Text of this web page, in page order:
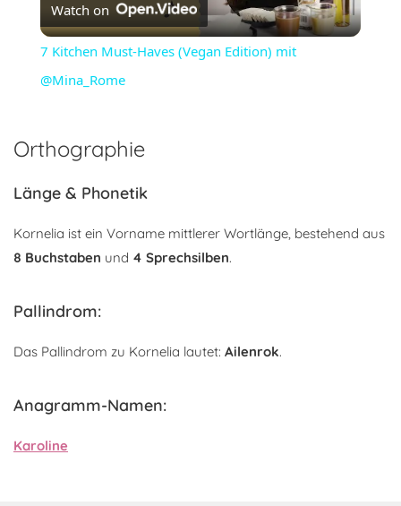
Video
Watch on
7 Kitchen Must-Haves (Vegan Edition) mit
@Mina_Rome
Orthographie
Länge & Phonetik
Kornelia ist ein Vorname mittlerer Wortlänge, bestehend aus
8 Buchstaben und 4 Sprechsilben.
Pallindrom:
Das Pallindrom zu Kornelia lautet: Ailenrok.
Anagramm-Namen:
Karoline